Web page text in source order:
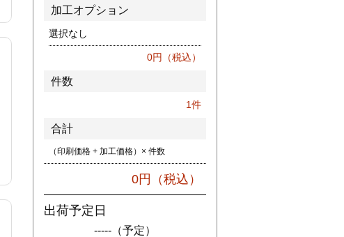
加工オプション
選択なし
0円（税込）
件数
1件
合計
（印刷価格 + 加工価格）× 件数
0円（税込）
出荷予定日
----- （予定）